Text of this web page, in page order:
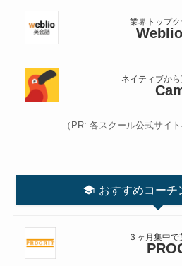
業界トップ
ネイティブか
（PR: 各スクール公式サイ
おすすめコーチ
３ヶ月集中